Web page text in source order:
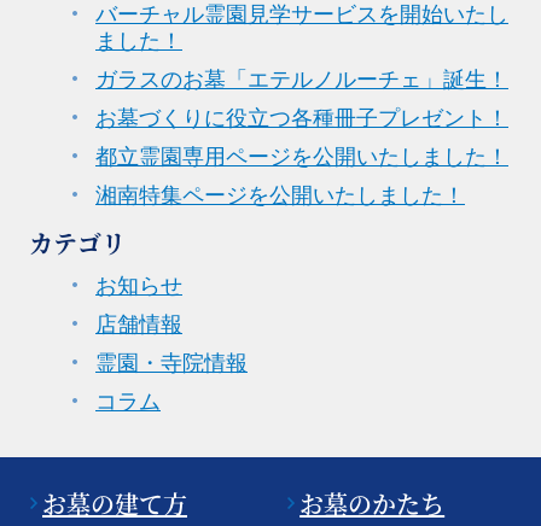
バーチャル霊園見学サービスを開始いたし
ました！
ガラスのお墓「エテルノルーチェ」誕生！
お墓づくりに役立つ各種冊子プレゼント！
都立霊園専用ページを公開いたしました！
湘南特集ページを公開いたしました！
カテゴリ
お知らせ
店舗情報
霊園・寺院情報
コラム
お墓の建て方 お墓のかたち